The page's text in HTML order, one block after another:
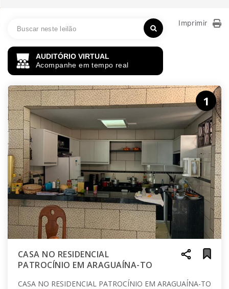
AUDITÓRIO VIRTUAL
Acompanhe em tempo real
Imprimir
1
CASA NO RESIDENCIAL
PATROCÍNIO EM ARAGUAÍNA-TO
CASA NO RESIDENCIAL PATROCÍNIO EM ARAGUAÍNA-TO